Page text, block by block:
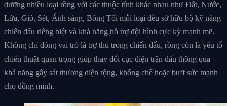
dưỡng nhiều loại rồng với các thuộc tính khác nhau như Đất, Nước,
Lửa, Gió, Sét, Ánh sáng, Bóng Tối mỗi loại đều sở hữu bộ kỹ năng
chiến đấu riêng biệt và khả năng hỗ trợ đội hình cực kỳ mạnh mẽ.
Không chỉ đóng vai trò là trợ thủ trong chiến đấu, rồng còn là yếu tố
chiến thuật quan trọng giúp thay đổi cục diện trận đấu thông qua
khả năng gây sát thương diện rộng, khống chế hoặc buff sức mạnh
cho đồng minh.